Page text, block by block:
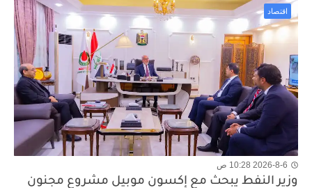
اقتصاد
2026-8-6 10:28 ص
وزير النفط يبحث مع إكسون موبيل مشروع مجنون